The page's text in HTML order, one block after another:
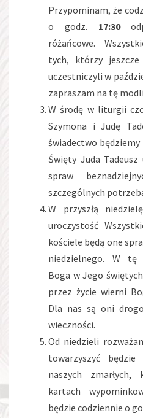
Przypominam, że
o godz. 17:30
różańcowe.
tych, którzy
uczestniczyli w
zapraszam na tę
W środę w liturgii
Szymona i Judę
świadectwo
Święty Juda
spraw
szczególnych
W przyszłą
uroczystość
kościele będą one
niedzielnego. W tę
Boga w Jego
przez życie wierni
Dla nas są oni
wieczności.
Od niedzieli
towarzyszyć
naszych zmarłych,
kartach
będzie codziennie o